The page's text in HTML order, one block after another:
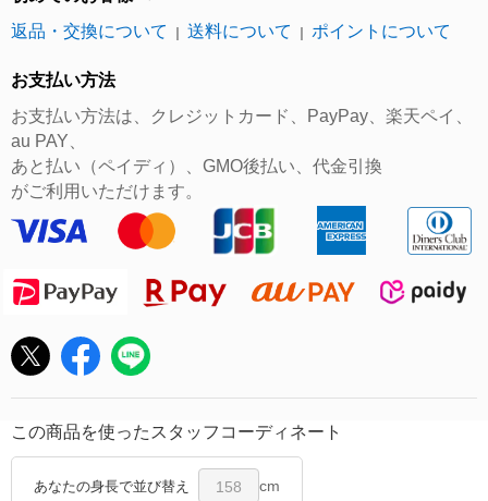
返品・交換について
送料について ポイントについて
お支払い方法
お支払い方法は、クレジットカード、PayPay、楽天ペイ、
au PAY、
あと払い（ペイディ）、GMO後払い、代金引換
がご利用いただけます。
この商品を使ったスタッフコーディネート
あなたの身長で並び替え 158 cm